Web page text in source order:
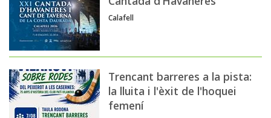
Calafell
Trencant barreres a la pista:
la lluita i l'èxit de l'hoquei
femení